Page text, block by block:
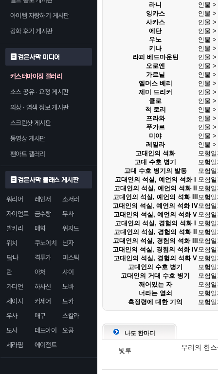
아이템 자랑하기 게시판
강화 후기 게시판
검은사막 미디어
커스터마이징 갤러리
소스 공유 · 요청 게시판
의상 · 염색 정보 게시판
스크린샷 게시판
동영상 게시판
팬아트 갤러리
검은사막 클래스 게시판
워리어 레인저
소서러
자이언트
금수랑
무사
발키리
매화
위자드
위치
쿠노이치
닌자
닼나
격투가
미스틱
란
아처
샤이
가디언
하사신
노바
세이지
커세어
드카
우사
매구
스칼라
도사
데드아이
오공
세라핌
에이전트
라니
인물
잉카스
인물
샤카스
인물
에단
인물
우노
인물
키나
인물
라피 베드마운틴
인물
오로엔
인물
가르닐
인물
엘머스 베리
인물
제미 드리커
인물
클로
인물
척 로리
인물
프라와
인물
푸가르
인물
미야
인물
레일라
인물
고대인의 석화
모험
고대 수호 병기
모험
고대 수호 병기의 발동
모험
고대인의 석실, 예언의 석화 I
모험
고대인의 석실, 예언의 석화 II
모험
고대인의 석실, 예언의 석화 III 모험
고대인의 석실, 예언의 석화 IV모험
고대인의 석실, 예언의 석화 V 모험
고대인의 석실, 경험의 석화 I
모험
고대인의 석실, 경험의 석화 II
모험
고대인의 석실, 경험의 석화 III 모험
고대인의 석실, 경험의 석화 IV모험
고대인의 석실, 경험의 석화 V 모험
고대인의 수호 병기
모험
고대인의 거대 수호 병기
모험
깨어있는 자
모험
너라는 열쇠
모험
흑정령에 대한 기억
모험
나도 한마디
빛루 우리의 한